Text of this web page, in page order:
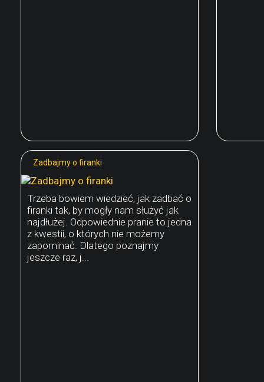
Zadbajmy o firanki
Trzeba bowiem wiedzieć, jak zadbać o
firanki tak, by mogły nam służyć jak
najdłużej. Odpowiednie pranie to jedna
z kwestii, o których nie możemy
zapominać. Dlatego poznajmy
jeszcze raz, j...